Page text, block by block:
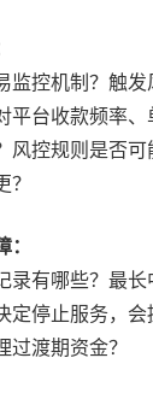
监控机制？触
平台收款频率
风控规则是否
录有哪些？最
定停止服务，
渡期资金？